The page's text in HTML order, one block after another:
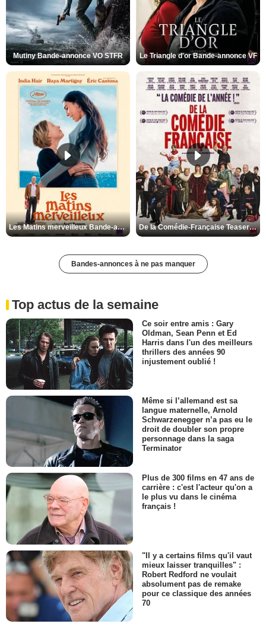
Mutiny Bande-annonce VO STFR Le Triangle d'or Bande-annonce VF
Les Matins merveilleux Bande-annonce VF De la Comédie-Française Teaser VF
Bandes-annonces à ne pas manquer
Top actus de la semaine
Ce soir entre amis : Gary
Oldman, Sean Penn et Ed
Harris dans l'un des meilleurs
thrillers des années 90
injustement oublié !
Même si l’allemand est sa
langue maternelle, Arnold
Schwarzenegger n’a pas eu le
droit de doubler son propre
personnage dans la saga
Terminator
Plus de 300 films en 47 ans de
carrière : c'est l'acteur qu'on a
le plus vu dans le cinéma
français !
"Il y a certains films qu'il vaut
mieux laisser tranquilles" :
Robert Redford ne voulait
absolument pas de remake
pour ce classique des années
70